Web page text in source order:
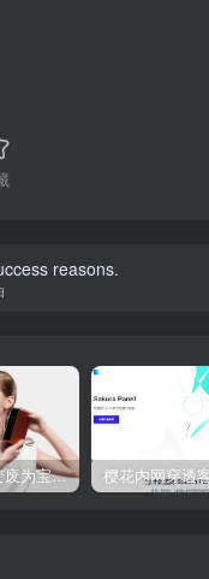
reasons.
玩客云刷机变废为宝 刷Armbian系统/安装宝塔5.9/安装博客Typecho/网盘系统Cloudreve/免费内网穿透 详细教程